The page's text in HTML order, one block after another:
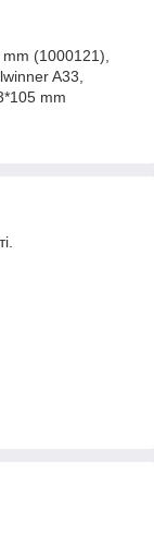
(1000121),
A33,
mm